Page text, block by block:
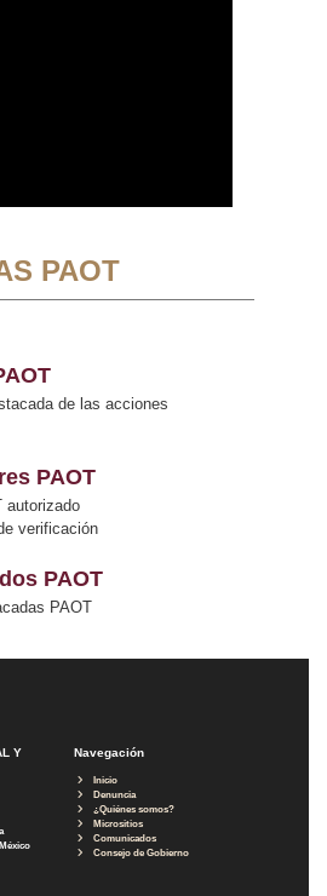
PAOT
de las acciones
PAOT
autorizado
verificación
PAOT
PAOT
Y
Navegación
Inicio
Denuncia
¿Quiénes somos?
Micrositios
Comunicados
Consejo de Gobierno